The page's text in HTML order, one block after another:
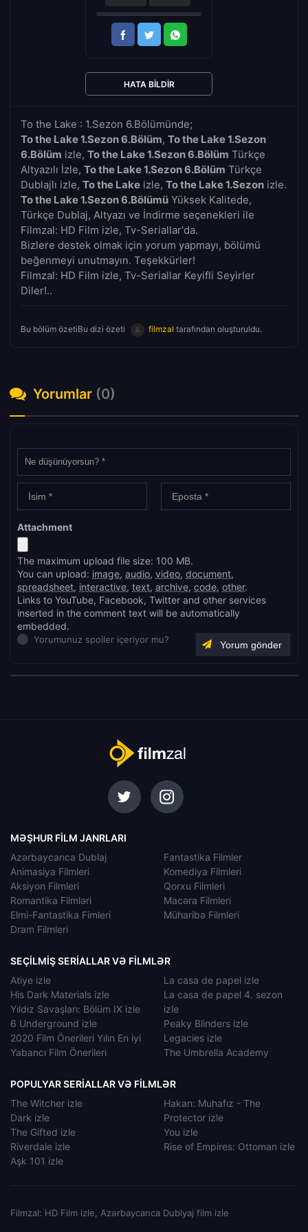
To the Lake : 1.Sezon 6.Bölümünde;
To the Lake 1.Sezon 6.Bölüm, To the Lake 1.Sezon
6.Bölüm izle, To the Lake 1.Sezon 6.Bölüm Türkçe
Altyazılı İzle, To the Lake 1.Sezon 6.Bölüm Türkçe
Dublajlı izle, To the Lake izle, To the Lake 1.Sezon izle.
To the Lake 1.Sezon 6.Bölümü Yüksek Kalitede,
Türkçe Dublaj, Altyazı ve İndirme seçenekleri ile
Filmzal: HD Film izle, Tv-Seriallar'da.
Bizlere destek olmak için yorum yapmayı, bölümü
beğenmeyi unutmayın. Teşekkürler!
Filmzal: HD Film izle, Tv-Seriallar Keyifli Seyirler
Diler!..
Bu bölüm özetiBu dizi özeti filmzal tarafından oluşturuldu.
HATA BILDIR
Yorumlar (0)
Attachment
The maximum upload file size: 100 MB.
You can upload: image, audio, video, document,
spreadsheet, interactive, text, archive, code, other.
Links to YouTube, Facebook, Twitter and other services
inserted in the comment text will be automatically
embedded.
Yorumunuz spoiler içeriyor mu?
MƏŞHUR FILM JANRLARI
Azərbaycanca Dublaj
Animasiya Filmleri
Aksiyon Filmleri
Romantika Filmləri
Elmi-Fantastika Fimleri
Dram Filmleri
Fantastika Filmler
Komediya Filmleri
Qorxu Filmleri
Macəra Filmleri
Müharibə Filmleri
SEÇILMIŞ SERIALLAR VƏ FILMLƏR
Atiye izle
His Dark Materials izle
Yıldız Savaşları: Bölüm IX izle
6 Underground izle
2020 Film Önerileri Yılın En iyi
Yabancı Film Önerileri
La casa de papel izle
La casa de papel 4. sezon
izle
Peaky Blinders izle
Legacies izle
The Umbrella Academy
POPULYAR SERIALLAR VƏ FILMLƏR
The Witcher izle
Dark izle
The Gifted izle
Riverdale izle
Aşk 101 izle
Hakan: Muhafız - The
Protector izle
You izle
Rise of Empires: Ottoman izle
Filmzal: HD Film izle, Azərbaycanca Dublyaj film izle